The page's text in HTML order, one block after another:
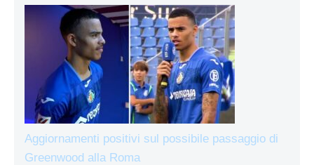
Aggiornamenti positivi sul possibile passaggio di
Greenwood alla Roma